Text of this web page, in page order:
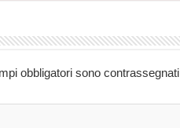
obbligatori sono contrassegnati